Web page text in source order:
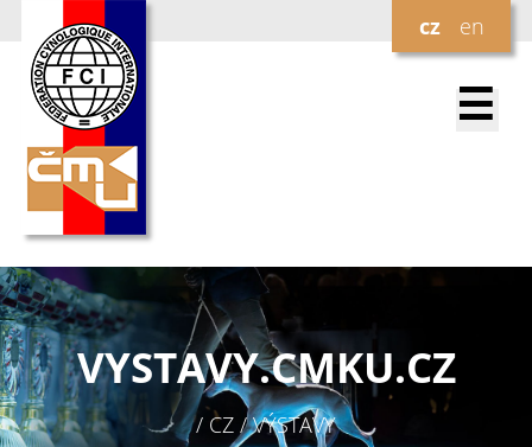
cz en
☰
VYSTAVY.CMKU.CZ
/ CZ / VÝSTAVY